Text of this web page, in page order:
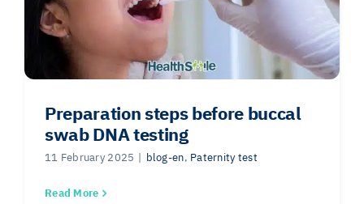
Preparation steps before buccal
swab DNA testing
11 February 2025 | blog-en, Paternity test
Read More